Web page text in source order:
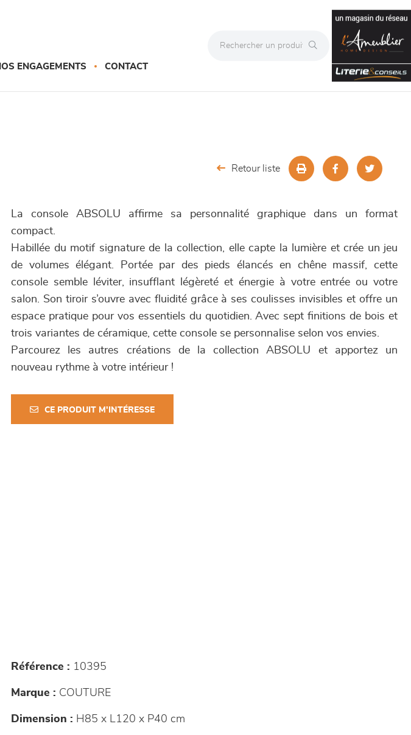
ENGAGEMENTS CONTACT
Retour liste
La console ABSOLU affirme sa personnalité graphique dans un format
compact.
Habillée du motif signature de la collection, elle capte la lumière et crée un jeu
de volumes élégant. Portée par des pieds élancés en chêne massif, cette
console semble léviter, insufflant légèreté et énergie à votre entrée ou votre
salon. Son tiroir s’ouvre avec fluidité grâce à ses coulisses invisibles et offre un
espace pratique pour vos essentiels du quotidien. Avec sept finitions de bois et
trois variantes de céramique, cette console se personnalise selon vos envies.
Parcourez les autres créations de la collection ABSOLU et apportez un
nouveau rythme à votre intérieur !
CE PRODUIT M'INTÉRESSE
Référence : 10395
Marque : COUTURE
Dimension : H85 x L120 x P40 cm